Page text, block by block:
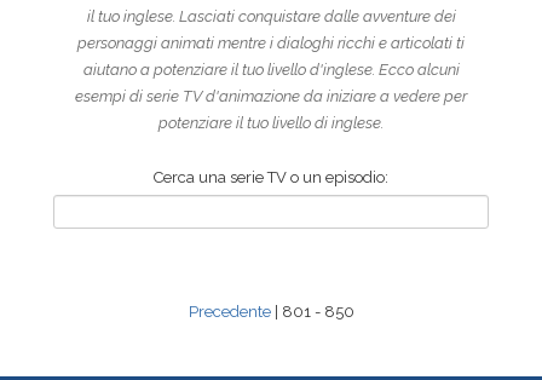
il tuo inglese. Lasciati conquistare dalle avventure dei
personaggi animati mentre i dialoghi ricchi e articolati ti
aiutano a potenziare il tuo livello d'inglese. Ecco alcuni
esempi di serie TV d'animazione da iniziare a vedere per
potenziare il tuo livello di inglese.
Cerca una serie TV o un episodio:
Precedente| 801 - 850